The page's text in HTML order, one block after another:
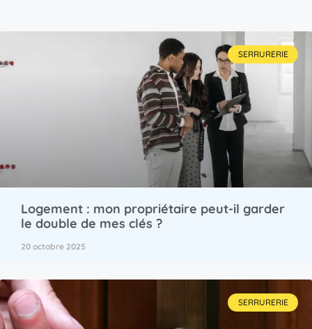
SERRURERIE
Logement : mon propriétaire peut-il garder
le double de mes clés ?
20 octobre 2025
SERRURERIE